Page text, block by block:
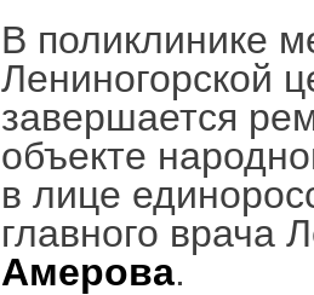
В поликлинике
Лениногорской
завершается
объекте
в лице
главного врача
Амерова.